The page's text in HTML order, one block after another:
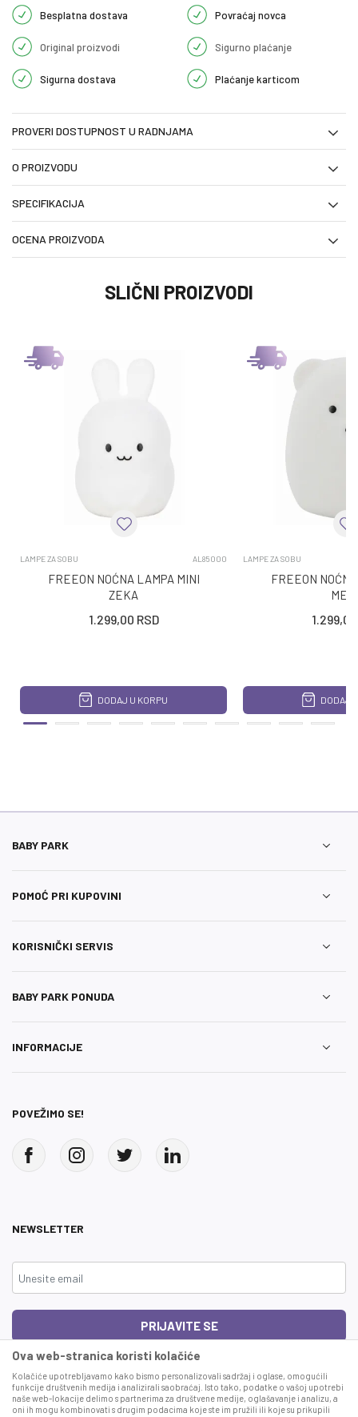
Besplatna dostava Povraćaj novca
Original proizvodi Sigurno plaćanje
Sigurna dostava Plaćanje karticom
PROVERI DOSTUPNOST U RADNJAMA
O PROIZVODU
SPECIFIKACIJA
OCENA PROIZVODA
SLIČNI PROIZVODI
LAMPE ZA SOBU AL85000
FREEON NOĆNA LAMPA MINI
ZEKA
1.299,00 RSD
DODAJ U KORPU
LAMPE ZA SOBU
FREEON
1.299,00
DODAJ
BABY PARK
POMOĆ PRI KUPOVINI
KORISNIČKI SERVIS
BABY PARK PONUDA
INFORMACIJE
POVEŽIMO SE!
NEWSLETTER
PRIJAVITE SE
This site is protected by reCAPTCHA and the GooglePrivacy Policy andTerms
Ova web-stranica koristi kolačiće
Kolačiće upotrebljavamo kako bismo personalizovali sadržaj i oglase, omogućili
funkcije društvenih medija i analizirali saobraćaj. Isto tako, podatke o vašoj upotrebi
naše web-lokacije delimo s partnerima za društvene medije, oglašavanje i analizu, a
oni ih mogu kombinovati s drugim podacima koje ste im pružili ili koje su prikupili